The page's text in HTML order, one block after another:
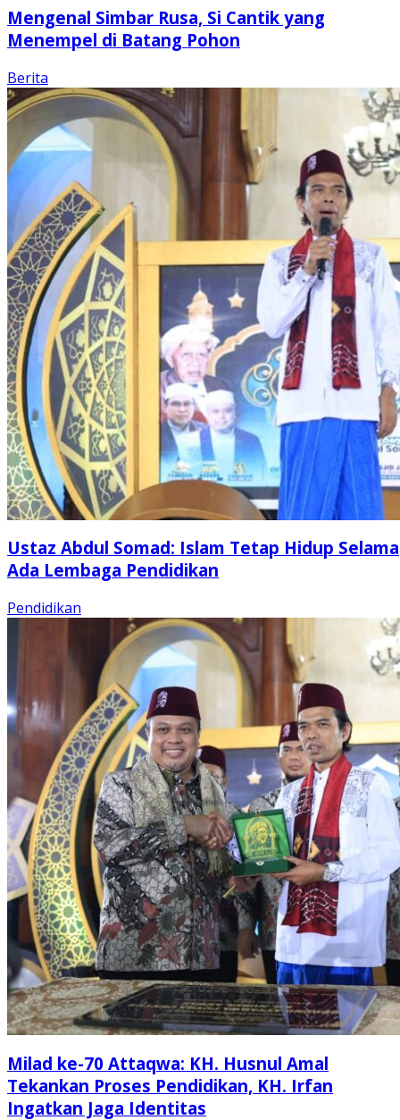
Mengenal Simbar Rusa, Si Cantik yang
Menempel di Batang Pohon
Berita
Ustaz Abdul Somad: Islam Tetap Hidup Selama
Ada Lembaga Pendidikan
Pendidikan
Milad ke-70 Attaqwa: KH. Husnul Amal
Tekankan Proses Pendidikan, KH. Irfan
Ingatkan Jaga Identitas